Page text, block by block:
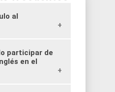
al
. A
podrás
entrevistas
directa por
participar de
en el